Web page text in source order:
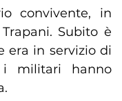
convivente, in
Subito è
era in servizio di
militari hanno